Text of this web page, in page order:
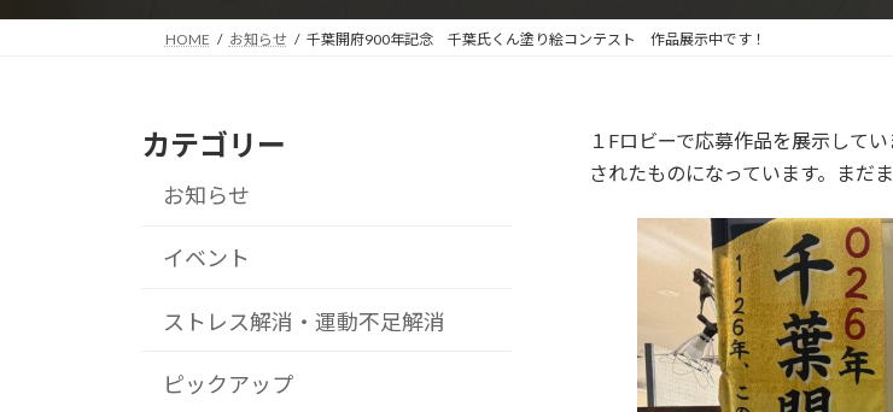
日
時
HOME お知らせ 千葉開府900年記念 千葉氏くん塗り絵コンテスト 作品展示中です！
１Fロビーで応募作品を展示して
されたものになっています。まだ
カテゴリー
お知らせ
イベント
ストレス解消・運動不足解消
ピックアップ